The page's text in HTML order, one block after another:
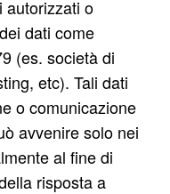
autorizzati o
dati come
(es. società di
etc). Tali dati
o comunicazione
avvenire solo nei
al fine di
risposta a